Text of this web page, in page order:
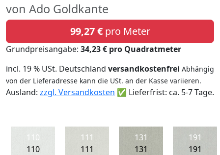
von Ado Goldkante
99,27 €pro Meter
Grundpreisangabe: 34,23 € pro Quadratmeter
incl. 19 % USt. Deutschland versandkostenfrei Abhängig
von der Lieferadresse kann die USt. an der Kasse variieren.
Ausland: zzgl. Versandkosten ✅ Lieferfrist: ca. 5-7 Tage.
110
110
111
111
131
131
191
191